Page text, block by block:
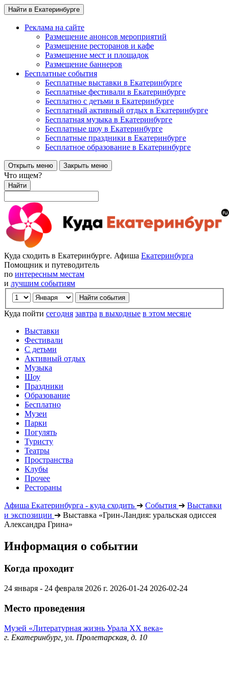
Найти в Екатеринбурге
Реклама на сайте
Размещение анонсов мероприятий
Размещение ресторанов и кафе
Размещение мест и площадок
Размещение баннеров
Бесплатные события
Бесплатные выставки в Екатеринбурге
Бесплатные фестивали в Екатеринбурге
Бесплатно с детьми в Екатеринбурге
Бесплатный активный отдых в Екатеринбурге
Бесплатная музыка в Екатеринбурге
Бесплатные шоу в Екатеринбурге
Бесплатные праздники в Екатеринбурге
Бесплатное образование в Екатеринбурге
Открыть меню Закрыть меню
Что ищем?
Найти
Куда сходить в Екатеринбурге. Афиша Екатеринбурга
Помощник и путеводитель
по интересным местам
и лучшим событиям
Куда пойти сегодня завтра в выходные в этом месяце
Выставки
Фестивали
С детьми
Активный отдых
Музыка
Шоу
Праздники
Образование
Бесплатно
Музеи
Парки
Погулять
Туристу
Театры
Пространства
Клубы
Прочее
Рестораны
Афиша Екатеринбурга - куда сходить ➔ События ➔ Выставки
и экспозиции ➔ Выставка «Грин-Ландия: уральская одиссея
Александра Грина»
Информация о событии
Когда проходит
24 января - 24 февраля 2026 г. 2026-01-24 2026-02-24
Место проведения
Музей «Литературная жизнь Урала ХХ века»
г. Екатеринбург, ул. Пролетарская, д. 10